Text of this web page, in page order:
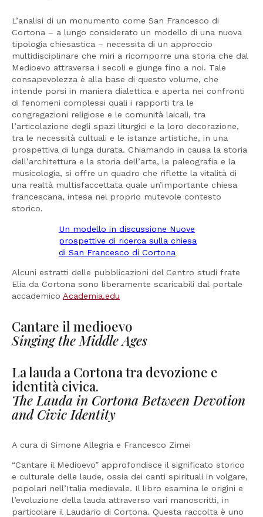
L’analisi di un monumento come San Francesco di
Cortona – a lungo considerato un modello di una nuova
tipologia chiesastica – necessita di un approccio
multidisciplinare che miri a ricomporre una storia che dal
Medioevo attraversa i secoli e giunge fino a noi. Tale
consapevolezza è alla base di questo volume, che
intende porsi in maniera dialettica e aperta nei confronti
di fenomeni complessi quali i rapporti tra le
congregazioni religiose e le comunità laicali, tra
l’articolazione degli spazi liturgici e la loro decorazione,
tra le necessità cultuali e le istanze artistiche, in una
prospettiva di lunga durata. Chiamando in causa la storia
dell’architettura e la storia dell’arte, la paleografia e la
musicologia, si offre un quadro che riflette la vitalità di
una realtà multisfaccettata quale un’importante chiesa
francescana, intesa nel proprio mutevole contesto
storico.
Un modello in discussione Nuove
prospettive di ricerca sulla chiesa
di San Francesco di Cortona
Alcuni estratti delle pubblicazioni del Centro studi frate
Elia da Cortona sono liberamente scaricabili dal portale
accademico Academia.edu
Cantare il medioevo
Singing the Middle Ages
La lauda a Cortona tra devozione e
identità civica.
The Lauda in Cortona Between Devotion
and Civic Identity
A cura di Simone Allegria e Francesco Zimei
“Cantare il Medioevo” approfondisce il significato storico
e culturale delle laude, ossia dei canti spirituali in volgare,
popolari nell’Italia medievale. Il libro esamina le origini e
l’evoluzione della lauda attraverso vari manoscritti, in
particolare il Laudario di Cortona. Questa raccolta è uno